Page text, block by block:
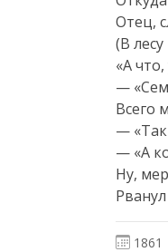
Отец,
(В
«А
—
Всего
— «Так
— «А
Ну,
1861